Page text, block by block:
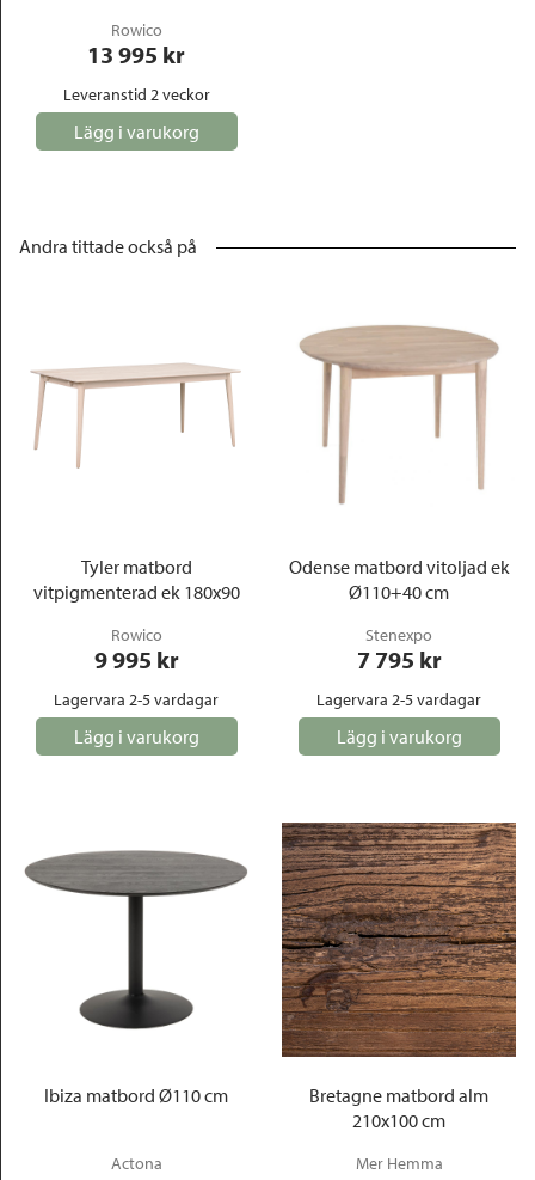
Rowico
13 995 kr
Leveranstid 2 veckor
Lägg i varukorg
Andra tittade också på
Tyler matbord
vitpigmenterad ek 180x90
Rowico
9 995 kr
Lagervara 2-5 vardagar
Lägg i varukorg
Odense matbord vitoljad ek
Ø110+40 cm
Stenexpo
7 795 kr
Lagervara 2-5 vardagar
Lägg i varukorg
Ibiza matbord Ø110 cm
Actona
Bretagne matbord alm
210x100 cm
Mer Hemma